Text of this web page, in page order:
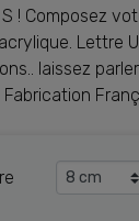
! Composez
Lettre
laissez